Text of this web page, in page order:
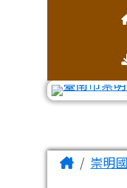
台南市崇
主內
Home
崇明
頁尾區